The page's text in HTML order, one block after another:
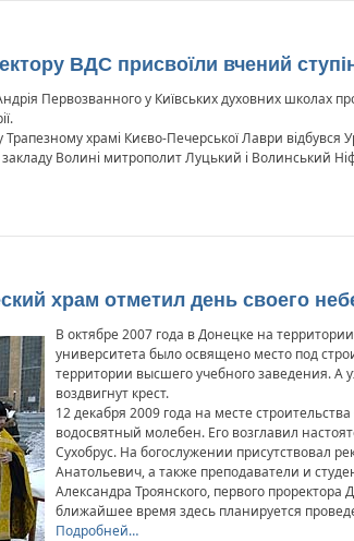
ВДС присвоїли вчений
Первозванного у Київських духовних школах
Трапезному храмі Києво-Печерської Лаври відбувся
закладу Волині митрополит Луцький і Волинський
храм отметил день своего
В октябре 2007 года в Донецке на
университета было освящено место под
территории высшего учебного заведения. А
воздвигнут крест.
12 декабря 2009 года на месте
водосвятный молебен. Его возглавил
Сухобрус. На богослужении присутствовал
Анатольевич, а также преподаватели и
Александра Троянского, первого
ближайшее время здесь планируется
Подробней…